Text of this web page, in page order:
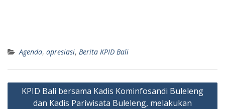
Agenda, apresiasi, Berita KPID Bali
Post
navigation
KPID Bali bersama Kadis Kominfosandi Buleleng
dan Kadis Pariwisata Buleleng, melakukan